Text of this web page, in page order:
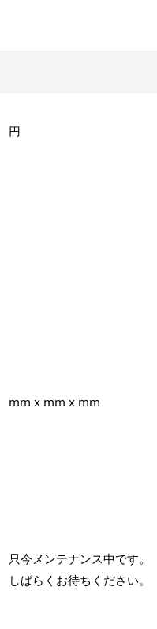
円
mm x mm x mm
只今メンテナンス中です。
しばらくお待ちください。